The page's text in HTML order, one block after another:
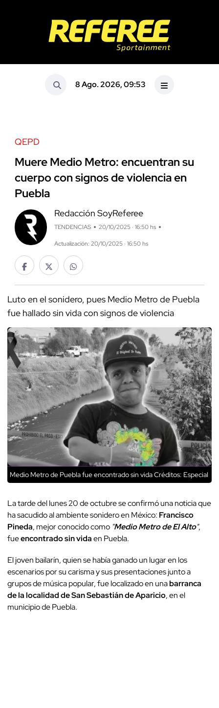
8 Ago. 2026, 09:53
QEPD
Muere Medio Metro: encuentran su
cuerpo con signos de violencia en
Puebla
Redacción SoyReferee
TENDENCIAS 20/10/2025 · 16:50 hs
Actualización: 20/10/2025 · 16:50 hs
Luto en el sonidero, pues Medio Metro de Puebla
fue hallado sin vida con signos de violencia
Medio Metro de Puebla fue encontrado sin vidaCréditos: Especial
La tarde del lunes 20 de octubre se confirmó una noticia que
ha sacudido al ambiente sonidero en México: Francisco
Pineda, mejor conocido como "Medio Metro de El Alto",
fueencontrado sin vidaen Puebla.
El joven bailarín, quien se había ganado un lugar en los
escenarios por su carisma y sus presentaciones junto a
grupos de música popular, fue localizado en unabarranca
de la localidad de San Sebastián de Aparicio, en el
municipio de Puebla.